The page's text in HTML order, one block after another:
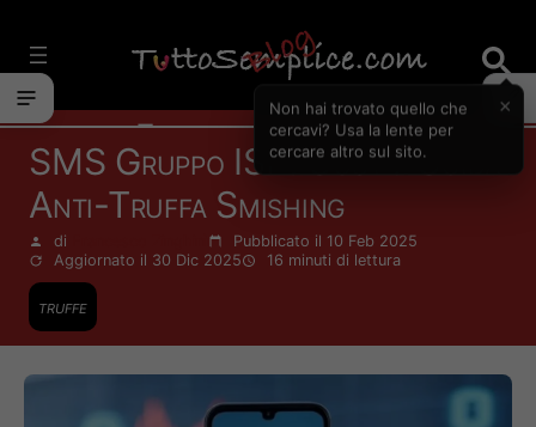
contenuto
Finanza Personale
SMS Gruppo ISP: Cos’è? Guida
Anti-Truffa Smishing
di
Pubblicato il 10 Feb 2025
Aggiornato il 30 Dic 2025
16 minuti di lettura
truffe
Non hai trovato quello che
cercavi? Usa la lente per
cercare altro sul sito.
×